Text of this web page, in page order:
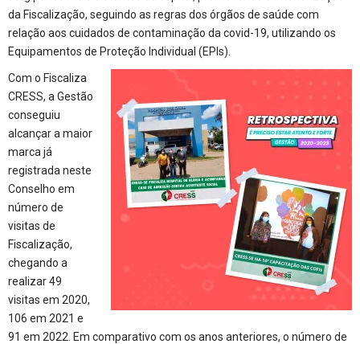
da Fiscalização, seguindo as regras dos órgãos de saúde com
relação aos cuidados de contaminação da covid-19, utilizando os
Equipamentos de Proteção Individual (EPIs).
Com o Fiscaliza
CRESS, a Gestão
conseguiu
alcançar a maior
marca já
registrada neste
Conselho em
número de
visitas de
Fiscalização,
chegando a
realizar 49
visitas em 2020,
106 em 2021 e
91 em 2022. Em comparativo com os anos anteriores, o número de